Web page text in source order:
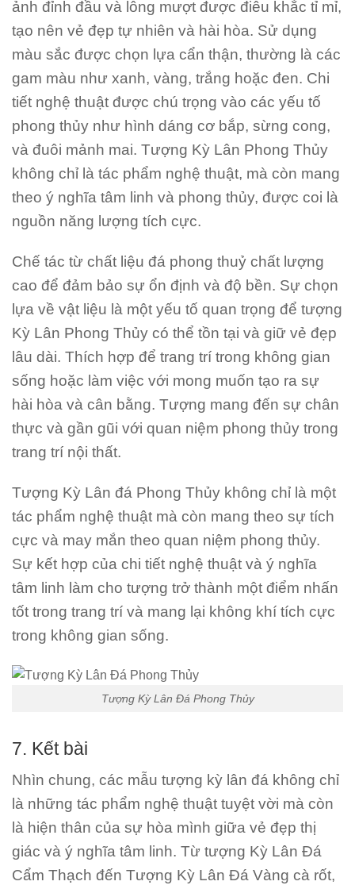
ảnh đỉnh đầu và lông mượt được điêu khắc tỉ mỉ,
tạo nên vẻ đẹp tự nhiên và hài hòa. Sử dụng
màu sắc được chọn lựa cẩn thận, thường là các
gam màu như xanh, vàng, trắng hoặc đen. Chi
tiết nghệ thuật được chú trọng vào các yếu tố
phong thủy như hình dáng cơ bắp, sừng cong,
và đuôi mảnh mai. Tượng Kỳ Lân Phong Thủy
không chỉ là tác phẩm nghệ thuật, mà còn mang
theo ý nghĩa tâm linh và phong thủy, được coi là
nguồn năng lượng tích cực.
Chế tác từ chất liệu đá phong thuỷ chất lượng
cao để đảm bảo sự ổn định và độ bền. Sự chọn
lựa về vật liệu là một yếu tố quan trọng để tượng
Kỳ Lân Phong Thủy có thể tồn tại và giữ vẻ đẹp
lâu dài. Thích hợp để trang trí trong không gian
sống hoặc làm việc với mong muốn tạo ra sự
hài hòa và cân bằng. Tượng mang đến sự chân
thực và gần gũi với quan niệm phong thủy trong
trang trí nội thất.
Tượng Kỳ Lân đá Phong Thủy không chỉ là một
tác phẩm nghệ thuật mà còn mang theo sự tích
cực và may mắn theo quan niệm phong thủy.
Sự kết hợp của chi tiết nghệ thuật và ý nghĩa
tâm linh làm cho tượng trở thành một điểm nhấn
tốt trong trang trí và mang lại không khí tích cực
trong không gian sống.
Tượng Kỳ Lân Đá Phong Thủy
7. Kết bài
Nhìn chung, các mẫu tượng kỳ lân đá không chỉ
là những tác phẩm nghệ thuật tuyệt vời mà còn
là hiện thân của sự hòa mình giữa vẻ đẹp thị
giác và ý nghĩa tâm linh. Từ tượng Kỳ Lân Đá
Cẩm Thạch đến Tượng Kỳ Lân Đá Vàng cà rốt,